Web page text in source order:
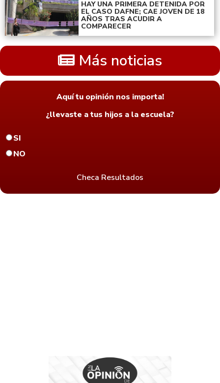
HAY UNA PRIMERA DETENIDA POR
EL CASO DAFNE; CAE JOVEN DE 18
AÑOS TRAS ACUDIR A
COMPARECER
Más noticias
Aquí tu opinión nos importa!
¿llevaste a tus hijos a la escuela?
SI
NO
Checa Resultados